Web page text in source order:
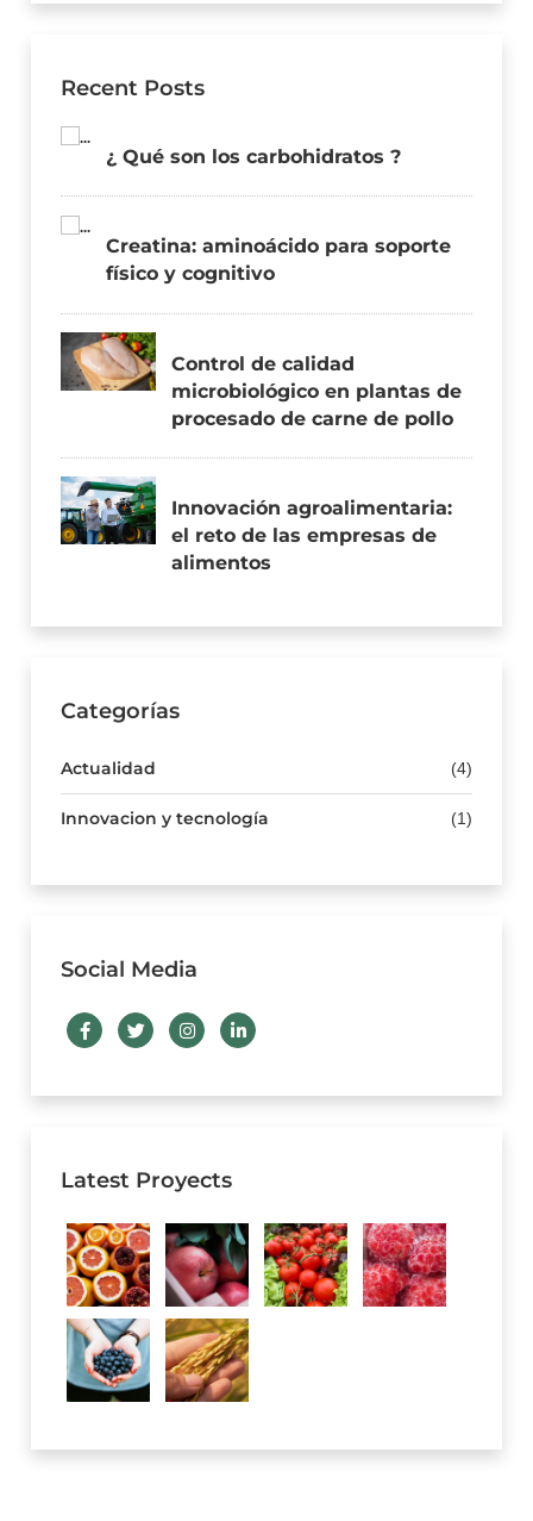
Recent Posts
¿ Qué son los carbohidratos ?
Creatina: aminoácido para soporte
físico y cognitivo
Control de calidad
microbiológico en plantas de
procesado de carne de pollo
Innovación agroalimentaria:
el reto de las empresas de
alimentos
Categorías
Actualidad (4)
Innovacion y tecnología (1)
Social Media
Latest Proyects